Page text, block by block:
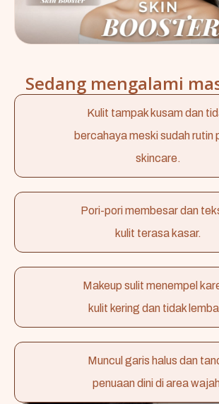
Sedang mengalami
Kulit tampak kusam dan
bercahaya meski sudah rutin
skincare.
Pori-pori membesar dan
kulit terasa kasar.
Makeup sulit menempel
kulit kering dan tidak
Muncul garis halus dan
penuaan dini di area